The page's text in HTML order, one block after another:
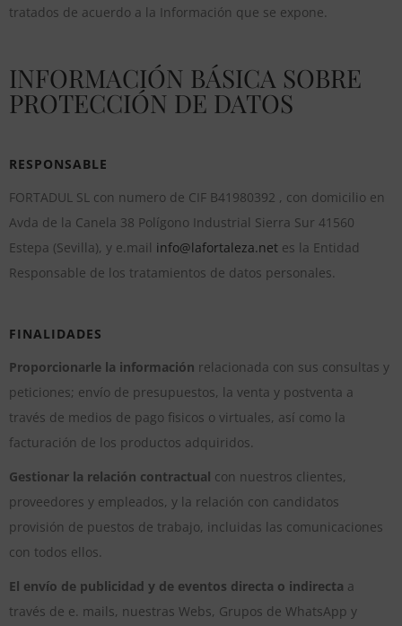
tratados de acuerdo a la Información que se expone.
INFORMACIÓN BÁSICA SOBRE
PROTECCIÓN DE DATOS
RESPONSABLE
FORTADUL SL con numero de CIF B41980392 , con domicilio en
Avda de la Canela 38 Polígono Industrial Sierra Sur 41560
Estepa (Sevilla), y e.mail info@lafortaleza.net es la Entidad
Responsable de los tratamientos de datos personales.
FINALIDADES
Proporcionarle la información relacionada con sus consultas y
peticiones; envío de presupuestos, la venta y postventa a
través de medios de pago fisicos o virtuales, así como la
facturación de los productos adquiridos.
Gestionar la relación contractual con nuestros clientes,
proveedores y empleados, y la relación con candidatos
provisión de puestos de trabajo, incluidas las comunicaciones
con todos ellos.
El envío de publicidad y de eventos directa o indirecta a
través de e. mails, nuestras Webs, Grupos de WhatsApp y